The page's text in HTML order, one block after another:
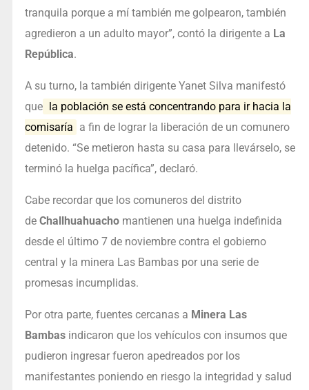
tranquila porque a mí también me golpearon, también
agredieron a un adulto mayor”, contó la dirigente a La
República.
A su turno, la también dirigente Yanet Silva manifestó
que
la población se está concentrando para ir hacia la
comisaría a fin de lograr la liberación de un comunero
detenido. “Se metieron hasta su casa para llevárselo, se
terminó la huelga pacífica”, declaró.
Cabe recordar que los comuneros del distrito
de Challhuahuacho mantienen una huelga indefinida
desde el último 7 de noviembre contra el gobierno
central y la minera Las Bambas por una serie de
promesas incumplidas.
Por otra parte, fuentes cercanas a Minera Las
Bambasindicaron que los vehículos con insumos que
pudieron ingresar fueron apedreados por los
manifestantes poniendo en riesgo la integridad y salud